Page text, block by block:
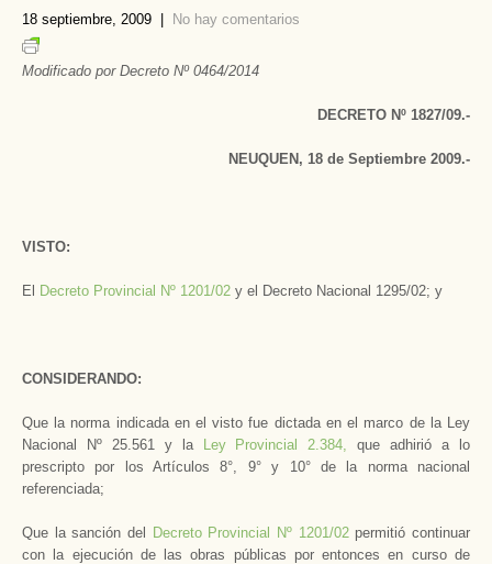
18 septiembre, 2009 No hay comentarios
Modificado por Decreto Nº 0464/2014
DECRETO Nº 1827/09.-
NEUQUEN, 18 de Septiembre 2009.-
VISTO:
El Decreto Provincial Nº 1201/02 y el Decreto Nacional 1295/02; y
CONSIDERANDO:
Que la norma indicada en el visto fue dictada en el marco de la Ley
Nacional Nº 25.561 y la
Ley Provincial 2.384, que adhirió a lo
prescripto por los Artículos 8°, 9° y 10° de la norma nacional
referenciada;
Que la sanción del Decreto Provincial Nº 1201/02permitió continuar
con la ejecución de las obras públicas por entonces en curso de